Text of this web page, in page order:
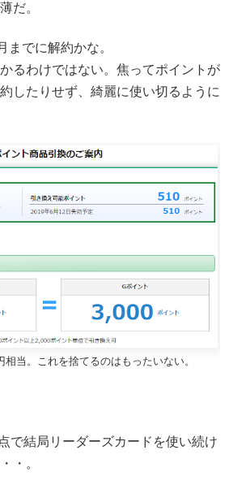
だ。
までに解約かな。
るわけではない。焦ってポイントが
したりせず、綺麗に使い切るように
相当。これを捨てるのはもったいない。
で結局リーダーズカードを使い続け
・。